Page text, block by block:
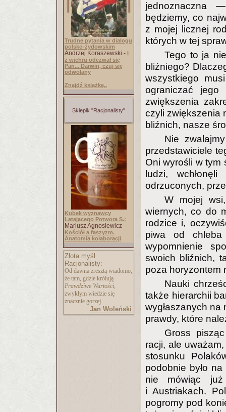
Trudne pytania w dialogu
polsko-żydowskim
Andrzej Koraszewski - I
z wichru odezwał się
Pan... Darwin, czuj się
odwołany
Znajdź książkę..
Sklepik "Racjonalisty"
Kubek wyznawcy
Latającego Potwora S.:
Mariusz Agnosiewicz -
Kościół a faszyzm.
Anatomia kolaboracji
Złota myśl
Racjonalisty:
Od dawna zresztą wiadomo,
że tam, gdzie królują
Prawdziwe Wartości,
zwykłym wiedzie się
znacznie gorzej.
Jan Woleński
jednoznaczna
będziemy, co
z mojej licznej
których w tej
Tego to ja
bliźniego?
wszystkiego
ograniczać jego
zwiększenia
czyli zwiększenia
bliźnich, nasze
Nie
przedstawiciele
Oni wyrośli w tym
ludzi,
odrzuconych,
W mojej
wiernych, co do
rodzice i,
piwa od
wypomnienie
swoich bliźnich,
poza horyzontem
Nauki
także hierarchii
wygłaszanych
prawdy, które
Gross
racji, ale
stosunku
podobnie było
nie mówiąc
i Austriakach.
pogromy pod